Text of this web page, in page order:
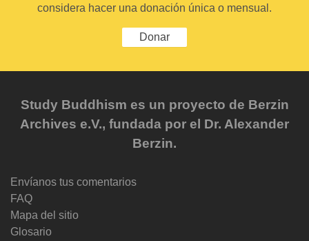
considera hacer una donación única o mensual.
Donar
Study Buddhism es un proyecto de Berzin
Archives e.V., fundada por el Dr. Alexander
Berzin.
Envíanos tus comentarios
FAQ
Mapa del sitio
Glosario